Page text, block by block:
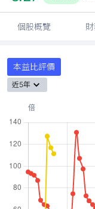
個股概覽
本益比評價
近5年